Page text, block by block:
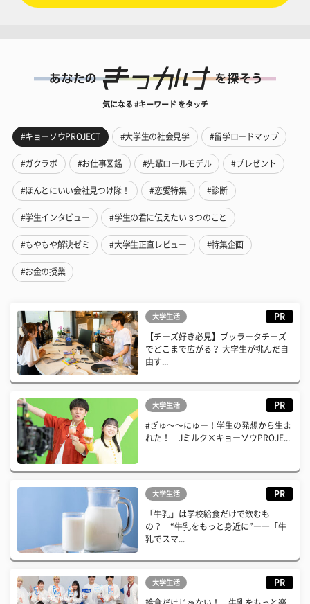
気になる #キーワード をタッチ
#キョーソウPROJECT #大学生の社会見学 #留学ロードマップ
#ガクラボ #お仕事図鑑 #先輩ロールモデル #プレゼント
#ほんとにいい会社見つけ隊！ #恋愛特集 #診断
#学生インタビュー #学生の君に伝えたい３つのこと
#もやもや解決ゼミ #大学生正直レビュー #特集企画
#お金の授業
大学生活 PR
【チーズ好き必見】ブッラータチーズ
でどこまで広がる？ 大学生が挑んだ自
由す...
大学生活 PR
#ぎゅ〜〜にゅー！学生の発想から生ま
れた！ Jミルク×キョーソウPROJE...
大学生活 PR
「牛乳」は学校給食だけで飲むも
の？ “牛乳をもっと身近に”――「牛
乳でスマ...
大学生活 PR